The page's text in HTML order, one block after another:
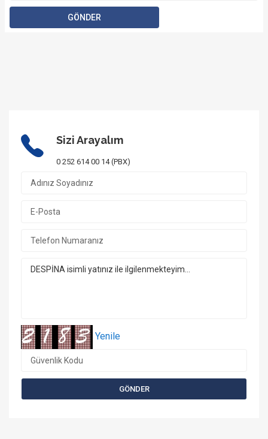
Sizi Arayalım
0 252 614 00 14 (PBX)
Yenile